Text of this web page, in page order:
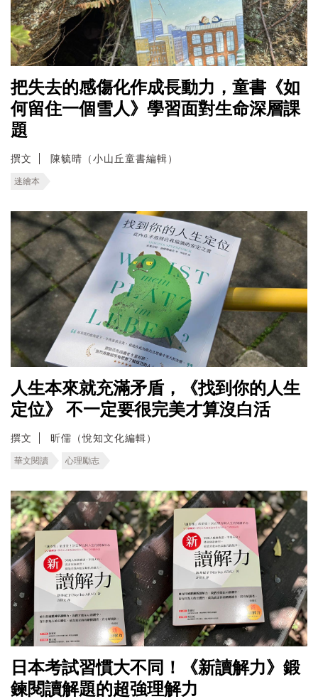
把失去的感傷化作成長動力，童書《如
何留住一個雪人》學習面對生命深層課
題
撰文 陳毓晴（小山丘童書編輯）
迷繪本
人生本來就充滿矛盾，《找到你的人生
定位》 不一定要很完美才算沒白活
撰文 昕儒（悅知文化編輯）
華文閱讀 心理勵志
日本考試習慣大不同！《新讀解力》鍛
鍊閱讀解題的超強理解力